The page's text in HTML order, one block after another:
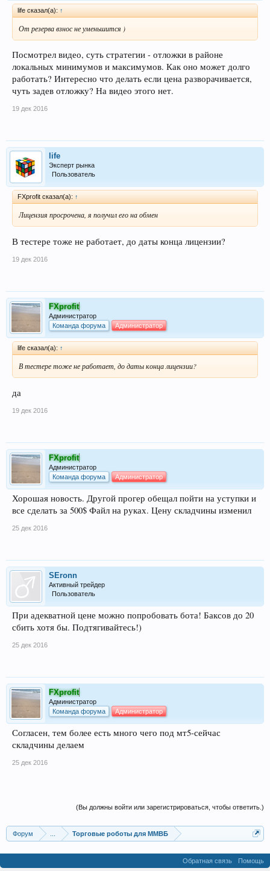
life сказал(а): ↑
От резерва взнос не уменьшится )
Посмотрел видео, суть стратегии - отложки в районе
локальных минимумов и максимумов. Как оно может долго
работать? Интересно что делать если цена разворачивается,
чуть задев отложку? На видео этого нет.
19 дек 2016
life
Эксперт рынка
Пользователь
FXprofit сказал(а): ↑
Лицензия просрочена, я получил его на обмен
В тестере тоже не работает, до даты конца лицензии?
19 дек 2016
FXprofit
Администратор
Команда форума
Администратор
life сказал(а): ↑
В тестере тоже не работает, до даты конца лицензии?
да
19 дек 2016
FXprofit
Администратор
Команда форума
Администратор
Хорошая новость. Другой прогер обещал пойти на уступки и
все сделать за 500$ Файл на руках. Цену складчины изменил
25 дек 2016
SEronn
Активный трейдер
Пользователь
При адекватной цене можно попробовать бота! Баксов до 20
сбить хотя бы. Подтягивайтесь!)
25 дек 2016
FXprofit
Администратор
Команда форума
Администратор
Согласен, тем более есть много чего под мт5-сейчас
складчины делаем
25 дек 2016
(Вы должны войти или зарегистрироваться, чтобы ответить.)
Форум Торговые роботы для ММВБ
Обратная связь Помощь